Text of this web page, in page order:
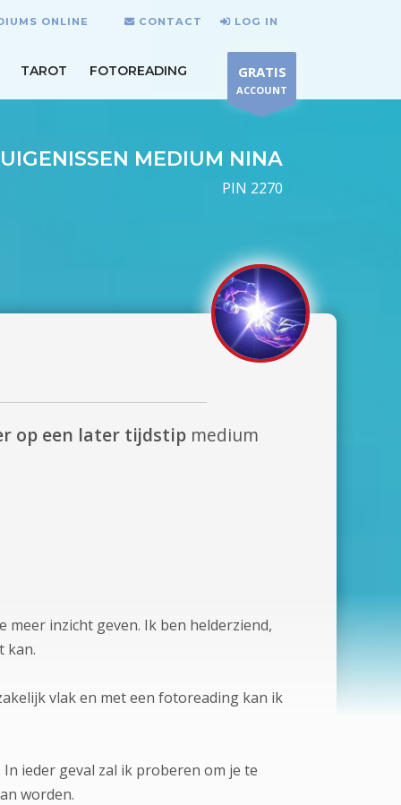
ONLINE CONTACT LOG IN
TAROT FOTOREADING GRATIS
ACCOUNT
MEDIUM NINA
PIN 2270
op een later tijdstip medium
inzicht geven. Ik ben helderziend,
kan.
vlak en met een fotoreading kan ik
ieder geval zal ik proberen om je te
worden.